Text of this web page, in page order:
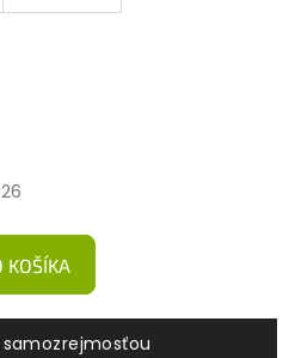
KOŠÍKA